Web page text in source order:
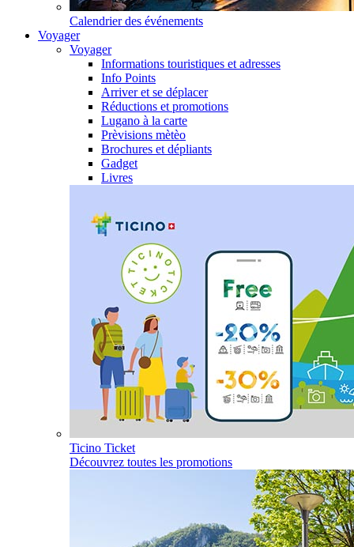
Calendrier des événements
Voyager
Voyager
Informations touristiques et adresses
Info Points
Arriver et se déplacer
Réductions et promotions
Lugano à la carte
Prèvisions mètèo
Brochures et dépliants
Gadget
Livres
Ticino Ticket
Découvrez toutes les promotions